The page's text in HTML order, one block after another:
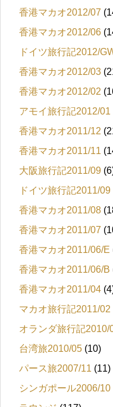
香港マカオ2012/07
香港マカオ2012/06
ドイツ旅行記2012/
香港マカオ2012/03
香港マカオ2012/02
アモイ旅行記2012/01
香港マカオ2011/12
香港マカオ2011/11
大阪旅行記2011/09
ドイツ旅行記2011/09
香港マカオ2011/08
香港マカオ2011/07
香港マカオ2011/06/E
香港マカオ2011/06/B
香港マカオ2011/04
マカオ旅行記2011/02
オランダ旅行記2010/
台湾旅2010/05 (10)
パース旅2007/11 (11)
シンガポール2006/10